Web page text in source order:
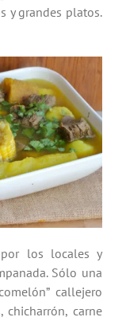
y grandes platos.
los locales y
Sólo una
callejero
chicharrón, carne